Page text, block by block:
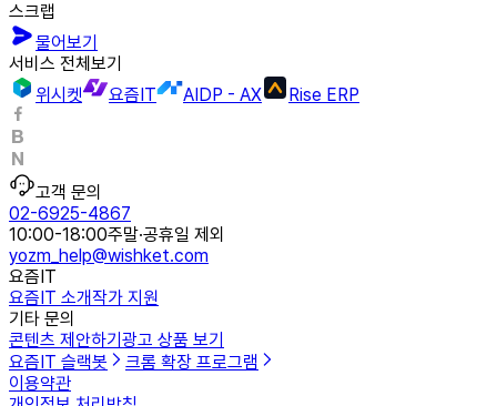
스크랩
물어보기
서비스 전체보기
위시켓
요즘IT AIDP - AX Rise ERP
고객 문의
02-6925-4867
10:00-18:00주말·공휴일 제외
yozm_help@wishket.com
요즘IT
요즘IT 소개작가 지원
기타 문의
콘텐츠 제안하기 광고 상품 보기
요즘IT 슬랙봇
크롬 확장 프로그램
이용약관